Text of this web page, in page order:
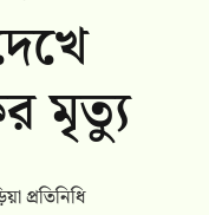
মৃত্যু
প্রতিনিধি